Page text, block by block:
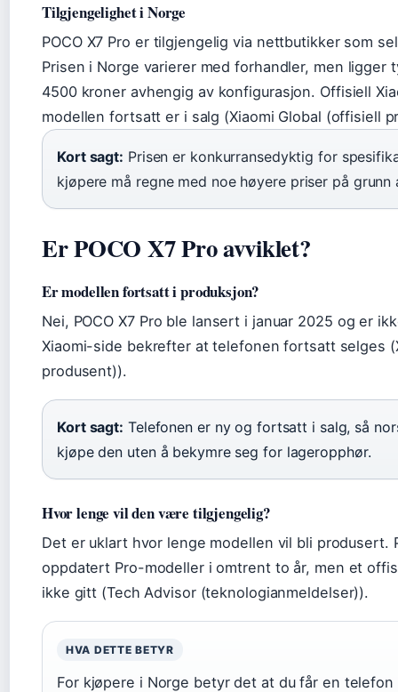
Tilgjengelighet i Norge
POCO X7 Pro er tilgjengelig via nettbutikker som
Prisen i Norge varierer med forhandler, men ligger
4500 kroner avhengig av konfigurasjon. Offisiell
modellen fortsatt er i salg (Xiaomi Global (offisiell
Kort sagt: Prisen er konkurransedyktig for
kjøpere må regne med noe høyere priser på
Er POCO X7 Pro avviklet?
Er modellen fortsatt i produksjon?
Nei, POCO X7 Pro ble lansert i januar 2025 og er
Xiaomi-side bekrefter at telefonen fortsatt selges
produsent)).
Kort sagt: Telefonen er ny og fortsatt i salg, så
kjøpe den uten å bekymre seg for lageropphør.
Hvor lenge vil den være tilgjengelig?
Det er uklart hvor lenge modellen vil bli produsert.
oppdatert Pro-modeller i omtrent to år, men et
ikke gitt (Tech Advisor (teknologianmeldelser)).
HVA DETTE BETYR
For kjøpere i Norge betyr det at du får en